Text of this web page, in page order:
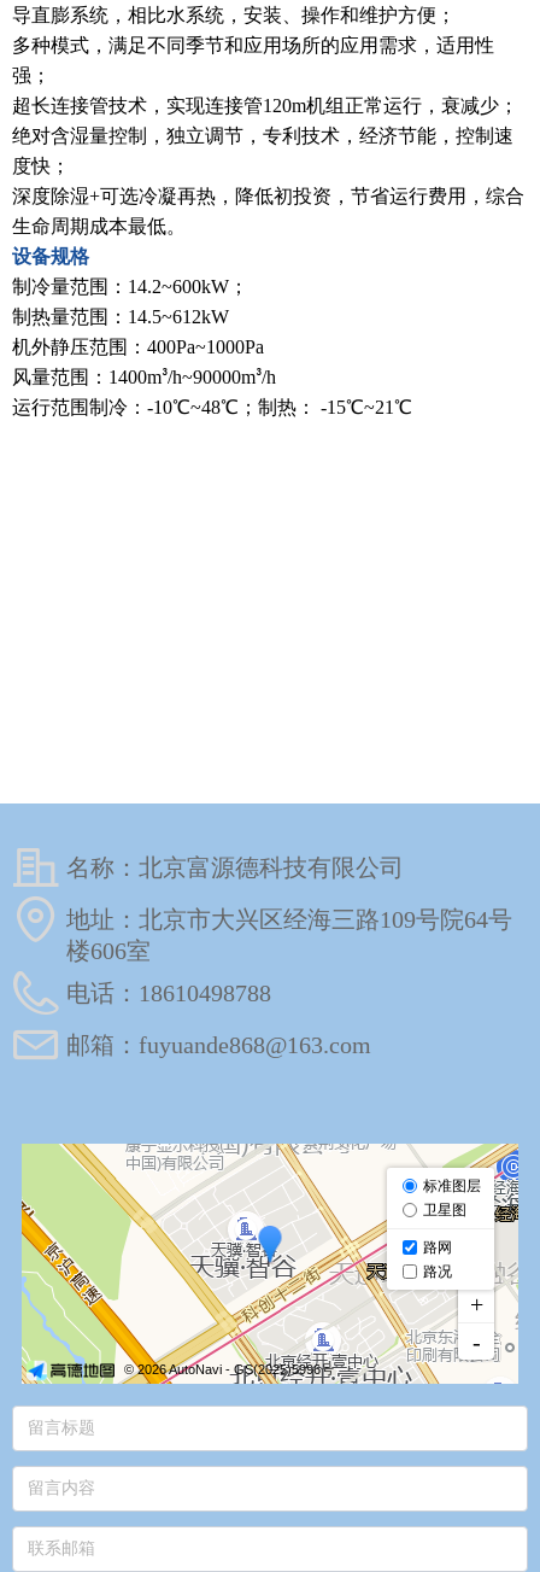
导直膨系统，相比水系统，安装、操作和维护方便；
多种模式，满足不同季节和应用场所的应用需求，适用性
强；
超长连接管技术，实现连接管120m机组正常运行，衰减少；
绝对含湿量控制，独立调节，专利技术，经济节能，控制速
度快；
深度除湿+可选冷凝再热，降低初投资，节省运行费用，综合
生命周期成本最低。
设备规格
制冷量范围：14.2~600kW；
制热量范围：14.5~612kW
机外静压范围：400Pa~1000Pa
风量范围：1400m³/h~90000m³/h
运行范围制冷：-10℃~48℃；制热： -15℃~21℃
名称： 北京富源德科技有限公司
地址： 北京市大兴区经海三路109号院64号
楼606室
电话： 18610498788
邮箱： fuyuande868@163.com